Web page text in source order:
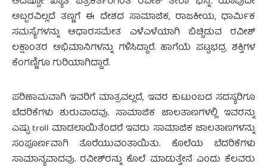
ಅಬ್ಬರವಿಲ್ಲದೆ ತಣ್ಣಗೆ ಈ ದೇಶದ ಸಾಮಾಜಿಕ, ರಾಜಕೀಯ, ಧಾರ್ಮಿಕ
ಸಮಸ್ಯೆಗಳನ್ನು ಆಧಾರಸಮೇತ ಎಳೆಎಳೆಯಾಗಿ ಬಿಚ್ಚಿಡುವ ರವೀಶ್
ಲಕ್ಷಾಂತರ ಅಭಿಮಾನಿಗಳನ್ನು ಗಳಿಸಿದ್ದಾರೆ. ಹಾಗೆಯೆ ಪಟ್ಟಭದ್ರ ಶಕ್ತಿಗಳ
ಕೆಂಗಣ್ಣಿಗೂ ಗುರಿಯಾಗಿದ್ದಾರೆ.
ಪರಿಣಾಮವಾಗಿ ಇವರಿಗೆ ಮಾತ್ರವಲ್ಲದೆ, ಇವರ ಕುಟುಂಬದ ಸದಸ್ಯರಿಗೂ
ಬೆದರಿಕೆಗಳು ಶುರುವಾದವು. ಸಾಮಾಜಿಕ ಜಾಲತಾಣಗಳಲ್ಲಿ ಇವರನ್ನು
ಎಷ್ಟು troll ಮಾಡಲಾಯಿತೆಂದರೆ ಇವರು ಸಾಮಾಜಿಕ ಜಾಲತಾಣಗಳನ್ನು
ಸಂಪೂರ್ಣವಾಗಿ ತೊರೆಯುವಂತಾಯಿತು. ಕೊಲೆಯ ಬೆದರಿಕೆಗಳು
ಸಾಮಾನ್ಯವಾದವು. ರವೀಶ್‍ರನ್ನು ಕೊಲೆ ಮಾಡುತ್ತೇನೆ ಎಂದು ಕೆಲವರು